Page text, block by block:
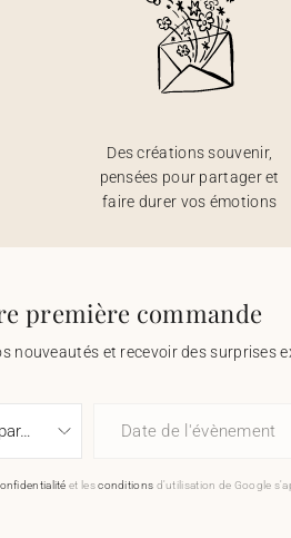
Des créations souvenir,
pensées pour partager et
faire durer vos émotions
première commande
nouveautés et recevoir des surprises
Date de l'évènement
et lesconditions d'utilisation de Google